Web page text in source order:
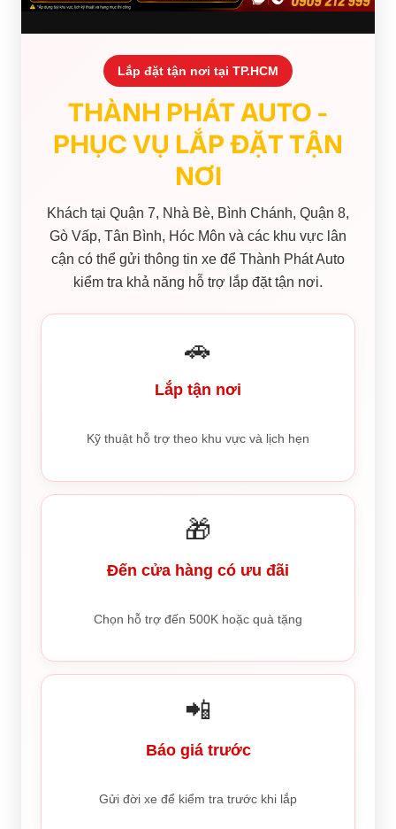
Lắp đặt tận nơi tại TP.HCM
THÀNH PHÁT AUTO -
PHỤC VỤ LẮP ĐẶT TẬN
NƠI
Khách tại Quận 7, Nhà Bè, Bình Chánh, Quận 8,
Gò Vấp, Tân Bình, Hóc Môn và các khu vực lân
cận có thể gửi thông tin xe để Thành Phát Auto
kiểm tra khả năng hỗ trợ lắp đặt tận nơi.
🚗
Lắp tận nơi
Kỹ thuật hỗ trợ theo khu vực và lịch hẹn
🎁
Đến cửa hàng có ưu đãi
Chọn hỗ trợ đến 500K hoặc quà tặng
📲
Báo giá trước
Gửi đời xe để kiểm tra trước khi lắp